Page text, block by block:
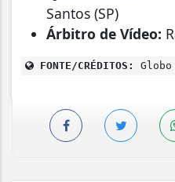
Santos (SP)
Árbitro de Vídeo:
FONTE/CRÉDITOS: